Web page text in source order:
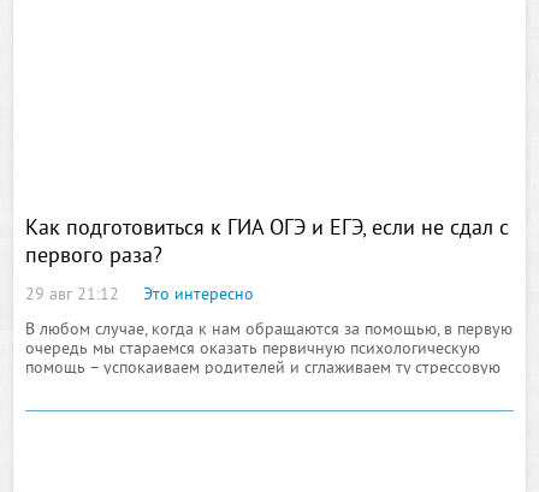
Как подготовиться к ГИА ОГЭ и ЕГЭ, если не сдал с
первого раза?
29 авг 21:12
Это интересно
В любом случае, когда к нам обращаются за помощью, в первую
очередь мы стараемся оказать первичную психологическую
помощь – успокаиваем родителей и сглаживаем ту стрессовую
поместить ребенка в зону комфорта